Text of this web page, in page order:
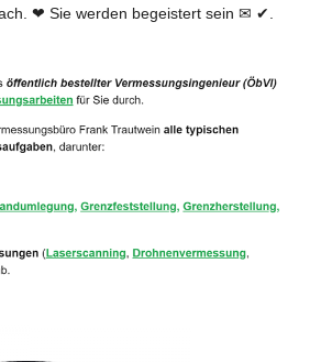
❤ Sie werden begeistert sein ✉ ✔.